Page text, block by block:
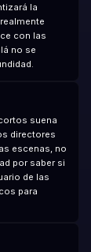
la
con las
no se
suena
directores
escenas, no
por saber si
de las
para